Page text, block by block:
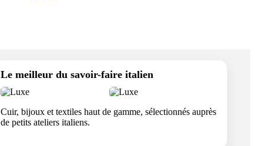
Le meilleur du savoir-faire italien
Cuir, bijoux et textiles haut de gamme, sélectionnés auprès
de petits ateliers italiens.